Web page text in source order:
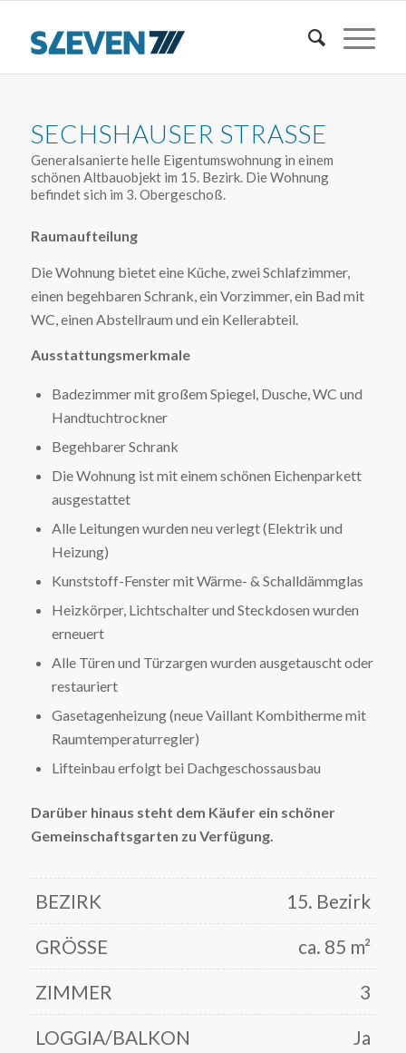
SECHSHAUSER STRASSE
Generalsanierte helle Eigentumswohnung in einem
schönen Altbauobjekt im 15. Bezirk. Die Wohnung
befindet sich im 3. Obergeschoß.
Raumaufteilung
Die Wohnung bietet eine Küche, zwei Schlafzimmer,
einen begehbaren Schrank, ein Vorzimmer, ein Bad mit
WC, einen Abstellraum und ein Kellerabteil.
Ausstattungsmerkmale
Badezimmer mit großem Spiegel, Dusche, WC und
Handtuchtrockner
Begehbarer Schrank
Die Wohnung ist mit einem schönen Eichenparkett
ausgestattet
Alle Leitungen wurden neu verlegt (Elektrik und
Heizung)
Kunststoff-Fenster mit Wärme- & Schalldämmglas
Heizkörper, Lichtschalter und Steckdosen wurden
erneuert
Alle Türen und Türzargen wurden ausgetauscht oder
restauriert
Gasetagenheizung (neue Vaillant Kombitherme mit
Raumtemperaturregler)
Lifteinbau erfolgt bei Dachgeschossausbau
Darüber hinaus steht dem Käufer ein schöner
Gemeinschaftsgarten zu Verfügung.
BEZIRK
15. Bezirk
GRÖSSE
ca. 85 m²
ZIMMER
3
LOGGIA/BALKON
Ja